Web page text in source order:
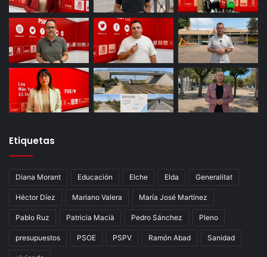
Etiquetas
Diana Morant Educación Elche Elda Generalitat
Héctor Díez Mariano Valera María José Martínez
Pablo Ruz Patricia Macià Pedro Sánchez Pleno
presupuestos PSOE PSPV Ramón Abad Sanidad